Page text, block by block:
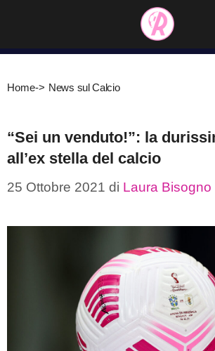
contenuto
Home-> News sul Calcio
“Sei un venduto!”: la
all’ex stella del calcio
25 Ottobre 2021 di Laura Bisogno